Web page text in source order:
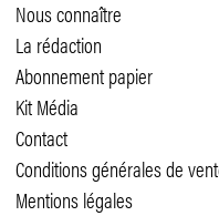
Nous connaître
La rédaction
Abonnement papier
Kit Média
Contact
Conditions générales de
Mentions légales